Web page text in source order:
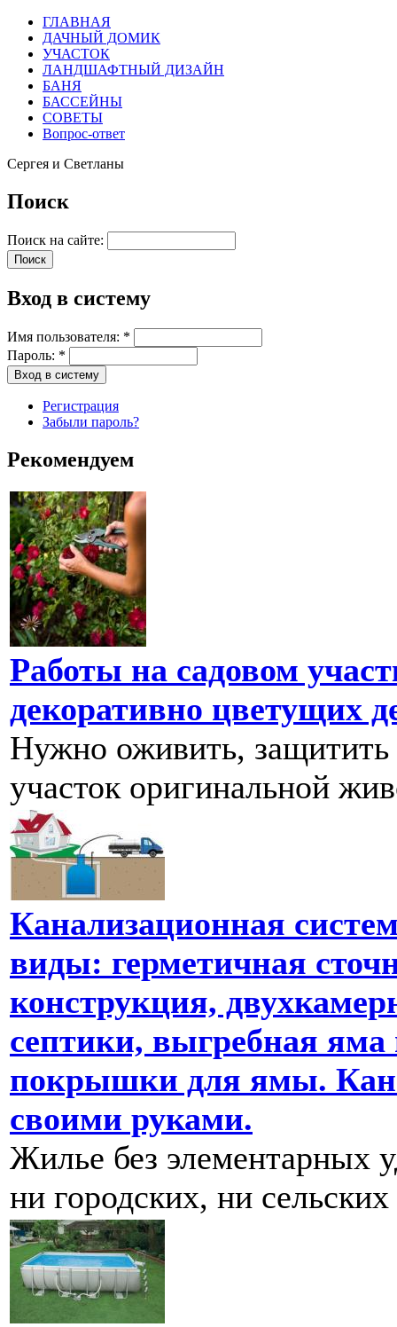
ГЛАВНАЯ
ДАЧНЫЙ ДОМИК
УЧАСТОК
ЛАНДШАФТНЫЙ ДИЗАЙН
БАНЯ
БАССЕЙНЫ
СОВЕТЫ
Вопрос-ответ
Сергея и Светланы
Поиск
Поиск на сайте:
Вход в систему
Имя пользователя: *
Пароль: *
Регистрация
Забыли пароль?
Рекомендуем
Работы на садовом
декоративно цветущих
Нужно оживить, защитить
участок оригинальной
Канализационная
виды: герметичная
конструкция,
септики, выгребная
покрышки для ямы.
своими руками.
Жилье без элементарных
ни городских, ни